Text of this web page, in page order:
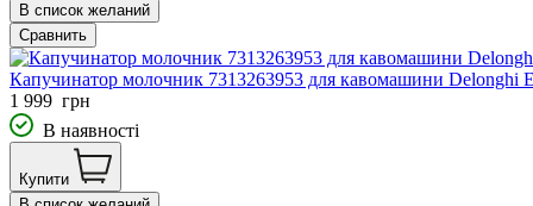
В список желаний
Сравнить
Капучинатор молочник 7313263953 для кавомашини Delonghi
1 999 грн
В наявності
Купити